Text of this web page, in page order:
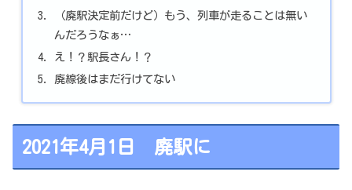
（廃駅決定前だけど）もう、列車が走ることは無い
んだろうなぁ…
え！？駅長さん！？
廃線後はまだ行けてない
2021年4月1日 廃駅に